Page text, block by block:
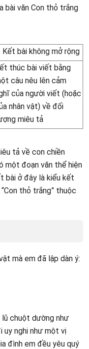
bài văn Con thỏ trắng
Kết bài không mở rộng
thúc bài viết bằng
câu nêu lên cảm
của người viết (hoặc
nhân vật) về đối
miêu tả
tả về con chiền
một đoạn văn thể hiện
bài ở đây là kiểu kết
thỏ trắng” thuộc
mà em đã lập dàn ý:
lũ chuột dường như
uy nghi như một vị
đình em đều yêu quý